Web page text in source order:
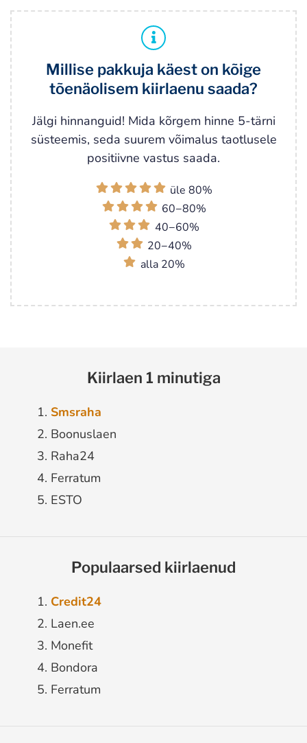
Millise pakkuja käest on kõige
tõenäolisem kiirlaenu saada?
Jälgi hinnanguid! Mida kõrgem hinne 5-tärni
süsteemis, seda suurem võimalus taotlusele
positiivne vastus saada.
üle 80%
60−80%
40−60%
20−40%
alla 20%
Kiirlaen 1 minutiga
Smsraha
Boonuslaen
Raha24
Ferratum
ESTO
Populaarsed kiirlaenud
Credit24
Laen.ee
Monefit
Bondora
Ferratum